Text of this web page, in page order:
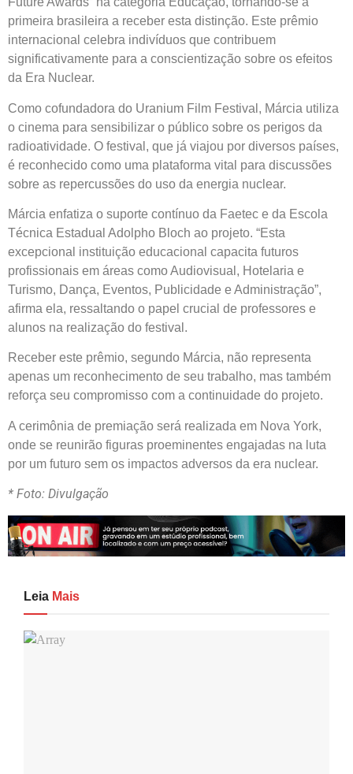
primeira brasileira a receber esta distinção. Este prêmio
internacional celebra indivíduos que contribuem
significativamente para a conscientização sobre os efeitos
da Era Nuclear.
Como cofundadora do Uranium Film Festival, Márcia utiliza
o cinema para sensibilizar o público sobre os perigos da
radioatividade. O festival, que já viajou por diversos países,
é reconhecido como uma plataforma vital para discussões
sobre as repercussões do uso da energia nuclear.
Márcia enfatiza o suporte contínuo da Faetec e da Escola
Técnica Estadual Adolpho Bloch ao projeto. “Esta
excepcional instituição educacional capacita futuros
profissionais em áreas como Audiovisual, Hotelaria e
Turismo, Dança, Eventos, Publicidade e Administração”,
afirma ela, ressaltando o papel crucial de professores e
alunos na realização do festival.
Receber este prêmio, segundo Márcia, não representa
apenas um reconhecimento de seu trabalho, mas também
reforça seu compromisso com a continuidade do projeto.
A cerimônia de premiação será realizada em Nova York,
onde se reunirão figuras proeminentes engajadas na luta
por um futuro sem os impactos adversos da era nuclear.
* Foto: Divulgação
Leia Mais